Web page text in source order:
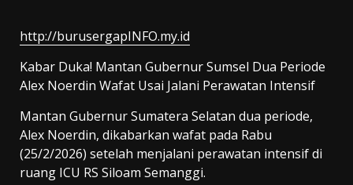
http://burusergapINFO.my.id
Kabar Duka! Mantan Gubernur Sumsel Dua Periode
Alex Noerdin Wafat Usai Jalani Perawatan Intensif
Mantan Gubernur Sumatera Selatan dua periode,
Alex Noerdin, dikabarkan wafat pada Rabu
(25/2/2026) setelah menjalani perawatan intensif di
ruang ICU RS Siloam Semanggi.